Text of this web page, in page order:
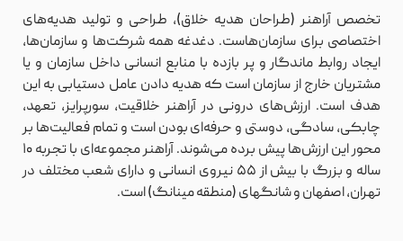
تخصص آراهنر (طراحان هدیه خلاق)، طراحی و تولید هدیه‌های
اختصاصی برای سازمان‌هاست. دغدغه همه شرکت‌ها و سازمان‌ها،
ایجاد روابط ماندگار و پر بازده با منابع انسانی داخل سازمان و یا
مشتریان خارج از سازمان است که هدیه دادن عامل دستیابی به این
هدف است. ارزش‌های درونی در آراهنر خلاقیت، سورپرایز، تعهد،
چابکی، سادگی، دوستی و حرفه‌ای بودن است و تمام فعالیت‌ها بر
محور این ارزش‌ها پیش برده می‌شوند. آراهنر مجموعه‌ای با تجربه ۱۰
ساله و بزرگ با بیش از ۵۵ نیروی انسانی و دارای شعب مختلف در
تهران، اصفهان و شانگهای (منطقه مینانگ) است.